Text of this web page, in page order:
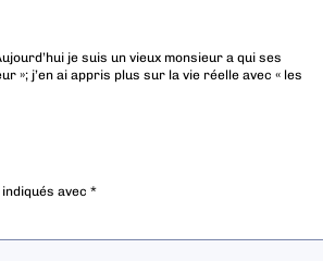
je suis un vieux monsieur a qui ses
»; j’en ai appris plus sur la vie réelle avec « les
avec *